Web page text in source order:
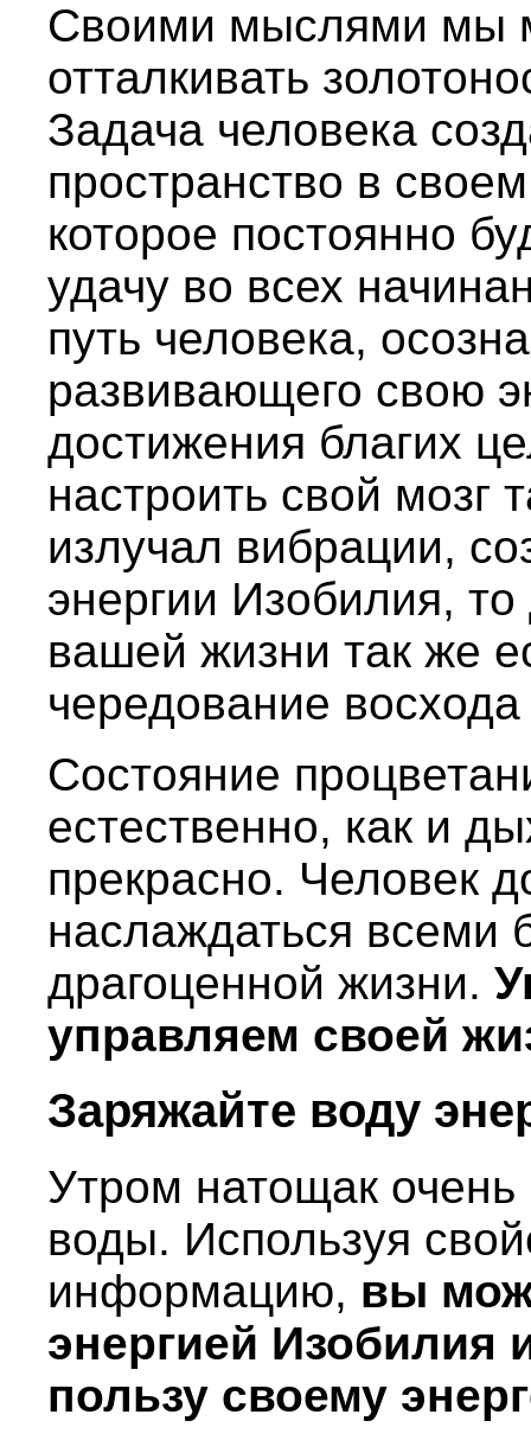
Своими мыслями мы
отталкивать
Задача человека
пространство в
которое постоянно
удачу во всех
путь человека,
развивающего свою
достижения благих
настроить свой мозг
излучал вибрации,
энергии Изобилия, то
вашей жизни так же
чередование
Состояние
естественно, как и
прекрасно. Человек
наслаждаться всеми
драгоценной жизни.
управляем своей
Заряжайте воду
Утром натощак очень
воды. Используя
информацию, вы
энергией Изобилия
пользу своему